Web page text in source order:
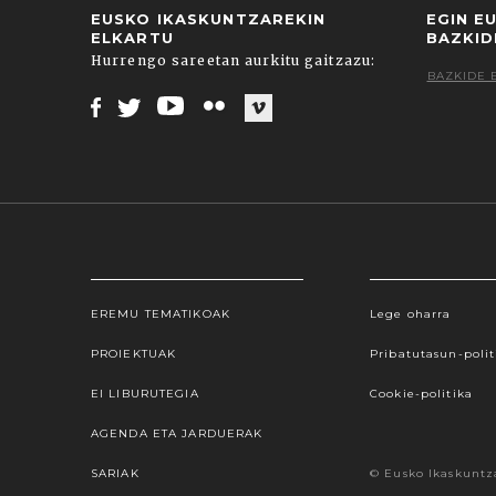
EUSKO IKASKUNTZAREKIN
ELKARTU
Hurrengo sareetan aurkitu gaitzazu:
EGIN
BAZKIDE
EREMU TEMATIKOAK
PROIEKTUAK
EI LIBURUTEGIA
AGENDA ETA JARDUERAK
SARIAK
Lege oharra
Pribatutasun-
Cookie-politika
© Eusko
Webgune honek cookieak erabiltzen ditu,
hauta dezakezu. Cookie batzuk blokeatu nahi